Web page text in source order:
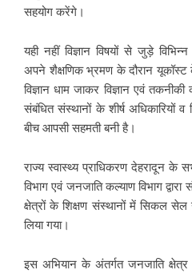
सहयोग करेंगे।
यही नहीं विज्ञान विषयों से जुड़े
अपने शैक्षणिक भ्रमण के दौरान यूकॉस्ट
विज्ञान धाम जाकर विज्ञान एवं
संबंधित संस्थानों के शीर्ष अधिकारियों व
बीच आपसी सहमती बनी है।
राज्य स्वास्थ्य प्राधिकरण देहरादून के
विभाग एवं जनजाति कल्याण विभाग
क्षेत्रों के शिक्षण संस्थानों में सिकल
लिया गया।
इस अभियान के अंतर्गत जनजाति